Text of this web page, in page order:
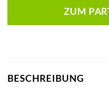
ZUM
BESCHREIBUNG